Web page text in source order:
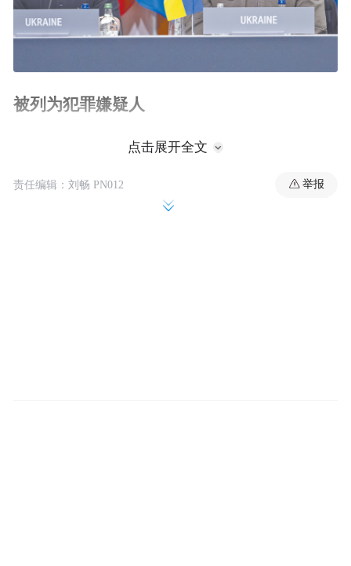
被列为犯罪嫌疑人
点击展开全文
责任编辑：刘畅 PN012 举报